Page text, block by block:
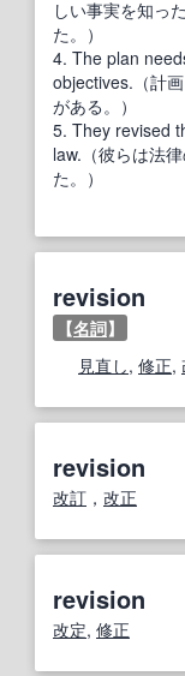
しい事実を知っ
た。）
4. The plan
objectives.（計
がある。）
5. They revised
law.（彼らは法
た。）
revision
【名詞】
見直し, 修正,
revision
改訂 ， 改正
revision
改定, 修正